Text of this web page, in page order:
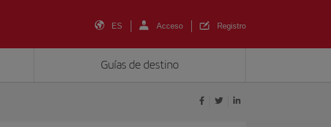
ES Acceso Registro
Guías de destino